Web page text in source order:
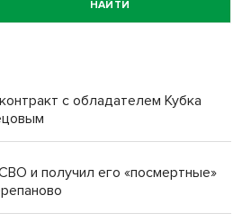
НАЙТИ
с обладателем Кубка
и получил его «посмертные»